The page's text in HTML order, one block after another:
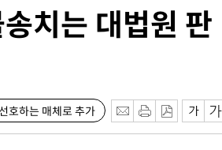
치는 대법원 판
호하는 매체로 추가